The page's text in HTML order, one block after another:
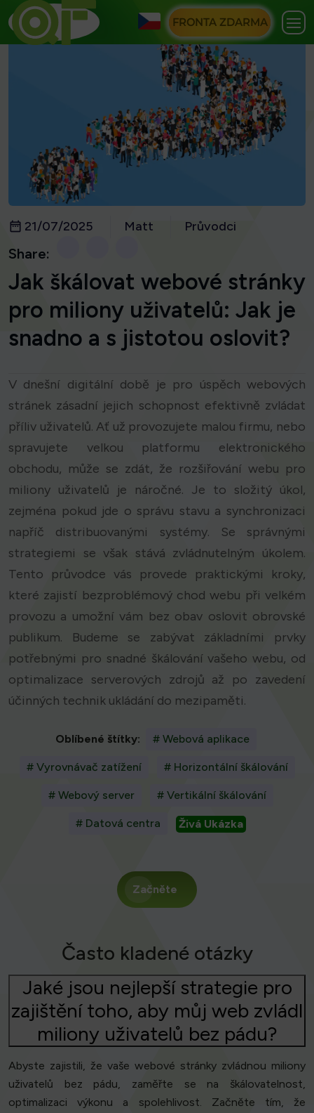
FRONTA ZDARMA
21/07/2025 Matt Průvodci
Share:
Jak škálovat webové stránky
pro miliony uživatelů: Jak je
snadno a s jistotou oslovit?
V dnešní digitální době je pro úspěch webových
stránek zásadní jejich schopnost efektivně zvládat
příliv uživatelů. Ať už provozujete malou firmu, nebo
spravujete velkou platformu elektronického
obchodu, může se zdát, že rozšiřování webu pro
miliony uživatelů je náročné. Je to složitý úkol,
zejména pokud jde o správu stavu a synchronizaci
napříč distribuovanými systémy. Se správnými
strategiemi se však stává zvládnutelným úkolem.
Tento průvodce vás provede praktickými kroky,
které zajistí bezproblémový chod webu při velkém
provozu a umožní vám bez obav oslovit obrovské
publikum. Budeme se zabývat základními prvky
potřebnými pro snadné škálování vašeho webu, od
optimalizace serverových zdrojů až po zavedení
účinných technik ukládání do mezipaměti.
Oblíbené štítky: # Webová aplikace
# Vyrovnávač zatížení # Horizontální škálování
# Webový server # Vertikální škálování
# Datová centra Živá Ukázka
Začněte
Často kladené otázky
Jaké jsou nejlepší strategie pro
zajištění toho, aby můj web zvládl
miliony uživatelů bez pádu?
Abyste zajistili, že vaše webové stránky zvládnou miliony
uživatelů bez pádu, zaměřte se na škálovatelnost,
optimalizaci výkonu a spolehlivost. Začněte tím, že